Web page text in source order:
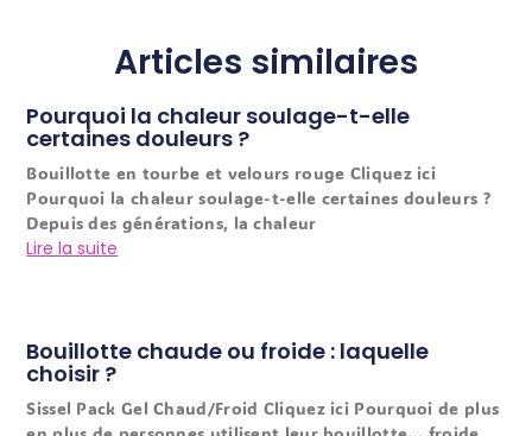
Articles similaires
Pourquoi la chaleur soulage-t-elle
certaines douleurs ?
Bouillotte en tourbe et velours rouge Cliquez ici
Pourquoi la chaleur soulage-t-elle certaines douleurs ?
Depuis des générations, la chaleur
Lire la suite
Bouillotte chaude ou froide : laquelle
choisir ?
Sissel Pack Gel Chaud/Froid Cliquez ici Pourquoi de plus